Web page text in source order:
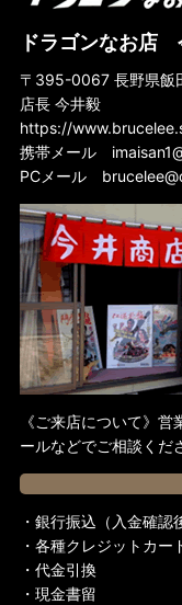
名作『ドラゴンへの道』はブ
『死亡遊戯』は永遠に終わら
怪作『死亡の塔』に君もいず
ドイツ
スペイン
フランス
イタリア
イギリス
アメリカ
中国
ドラゴンなお店
〒395-0067 長野県飯
店長 今井毅
https://
携帯メール
PCメール
《ご来店について》
ールなどでご相談くだ
・銀行振込（入金確認
・各種クレジットカー
・代金引換
・現金書留